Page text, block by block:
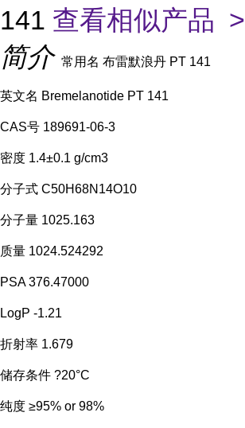
141 查看相似产品 >
简介 常用名 布雷默浪丹 PT 141
英文名 Bremelanotide PT 141
CAS号 189691-06-3
密度 1.4±0.1 g/cm3
分子式 C50H68N14O10
分子量 1025.163
质量 1024.524292
PSA 376.47000
LogP -1.21
折射率 1.679
储存条件 ?20°C
纯度 ≥95% or 98%